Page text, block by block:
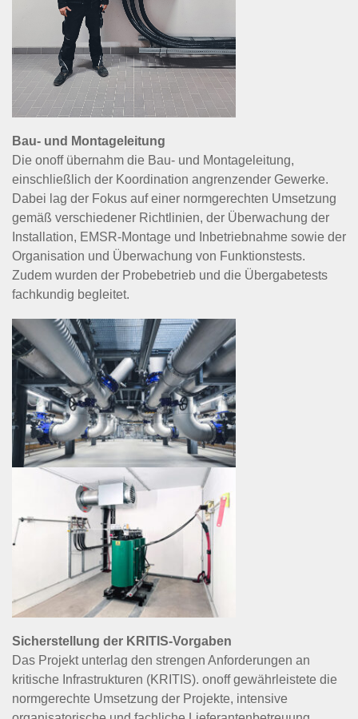
Bau- und Montageleitung
Die onoff übernahm die Bau- und Montageleitung,
einschließlich der Koordination angrenzender Gewerke.
Dabei lag der Fokus auf einer normgerechten Umsetzung
gemäß verschiedener Richtlinien, der Überwachung der
Installation, EMSR-Montage und Inbetriebnahme sowie der
Organisation und Überwachung von Funktionstests.
Zudem wurden der Probebetrieb und die Übergabetests
fachkundig begleitet.
Sicherstellung der KRITIS-Vorgaben
Das Projekt unterlag den strengen Anforderungen an
kritische Infrastrukturen (KRITIS). onoff gewährleistete die
normgerechte Umsetzung der Projekte, intensive